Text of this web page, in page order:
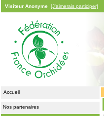
Visiteur Anonyme [J'aimerais participer]
Accueil
Nos partenaires